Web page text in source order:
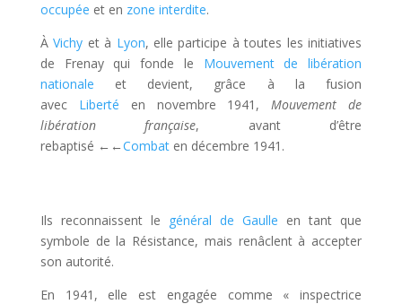
occupée et en zone interdite.
ÀVichy et à Lyon, elle participe à toutes les initiatives
de Frenay qui fonde le Mouvement de libération
nationale et devient, grâce à la fusion
avec Liberté en novembre 1941,Mouvement de
libération française, avant d’être
rebaptisé ←←Combaten décembre 1941.
Ils reconnaissent le général de Gaulle en tant que
symbole de la Résistance, mais renâclent à accepter
son autorité.
En 1941 , elle est engagée comme « inspectrice